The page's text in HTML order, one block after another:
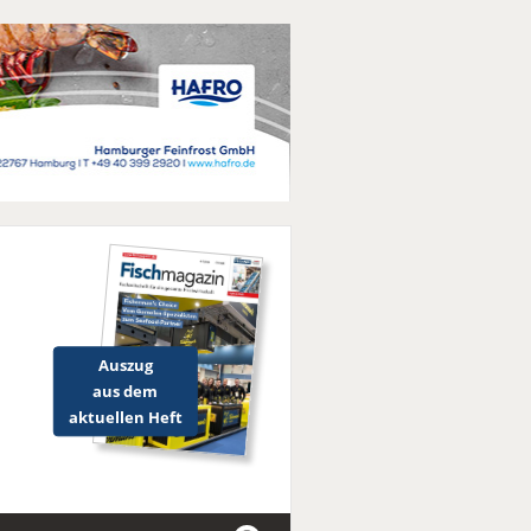
Auszug
aus dem
aktuellen Heft